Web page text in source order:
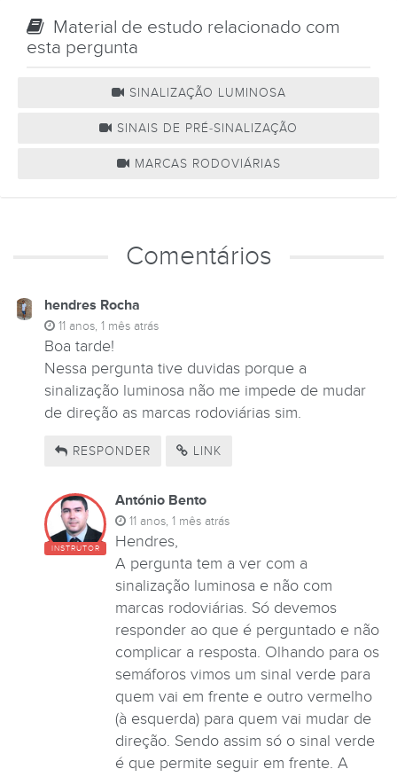
Material de estudo relacionado com
esta pergunta
SINALIZAÇÃO LUMINOSA
SINAIS DE PRÉ-SINALIZAÇÃO
MARCAS RODOVIÁRIAS
Comentários
hendres Rocha
11 anos, 1 mês atrás
Boa tarde!
Nessa pergunta tive duvidas porque a
sinalização luminosa não me impede de mudar
de direção as marcas rodoviárias sim.
RESPONDER LINK
INSTRUTOR
António Bento
11 anos, 1 mês atrás
Hendres,
A pergunta tem a ver com a
sinalização luminosa e não com
marcas rodoviárias. Só devemos
responder ao que é perguntado e não
complicar a resposta. Olhando para os
semáforos vimos um sinal verde para
quem vai em frente e outro vermelho
(à esquerda) para quem vai mudar de
direção. Sendo assim só o sinal verde
é que permite seguir em frente. A